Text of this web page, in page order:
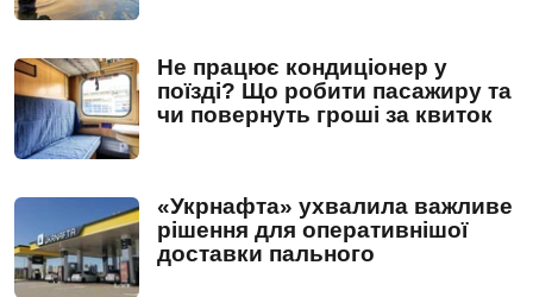
Не працює кондиціонер у
поїзді? Що робити пасажиру та
чи повернуть гроші за квиток
«Укрнафта» ухвалила важливе
рішення для оперативнішої
доставки пального